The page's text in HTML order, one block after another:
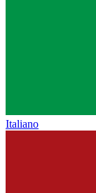
Italiano